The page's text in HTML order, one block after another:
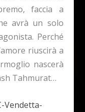
faccia a
avrà un solo
Perché
riuscirà a
nascerà
Tahmurat…
Vendetta-